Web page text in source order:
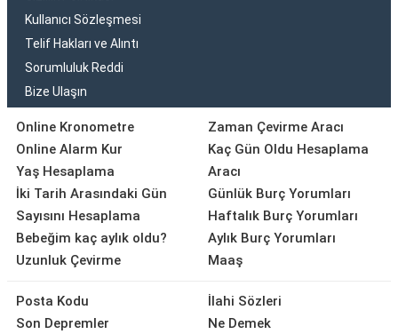
Kullanıcı Sözleşmesi
Telif Hakları ve Alıntı
Sorumluluk Reddi
Bize Ulaşın
Online Kronometre
Online Alarm Kur
Yaş Hesaplama
İki Tarih Arasındaki Gün
Sayısını Hesaplama
Bebeğim kaç aylık oldu?
Uzunluk Çevirme
Zaman Çevirme Aracı
Kaç Gün Oldu Hesaplama
Aracı
Günlük Burç Yorumları
Haftalık Burç Yorumları
Aylık Burç Yorumları
Maaş
Posta Kodu
Son Depremler
İlahi Sözleri
Ne Demek